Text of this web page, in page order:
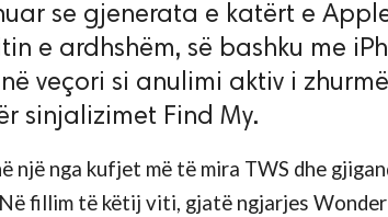
se gjenerata e katërt e
e ardhshëm, së bashku me
veçori si anulimi aktiv i
sinjalizimet Find My.
një nga kufjet më të mira TWS dhe
fillim të këtij viti, gjatë ngjarjes